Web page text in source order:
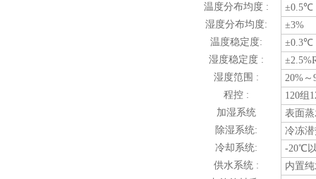
温度分布均度 :
±0.5℃
湿度分布均度:
±3%
温度稳定度:
±0.3℃
湿度稳定度 :
湿度笵围 :
20%
程控 :
120组
加湿系统
表面
除湿系统:
冷冻
冷却系统:
-20℃
供水系统 :
内置